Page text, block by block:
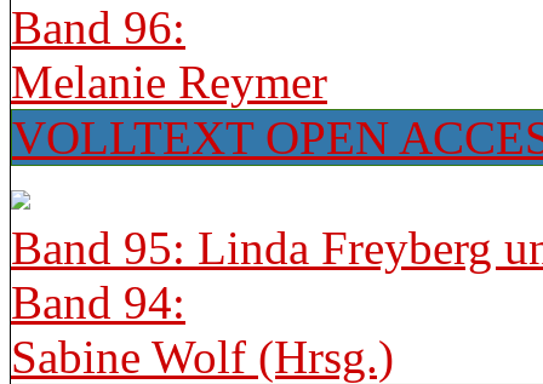
Band 96:
Melanie Reymer
VOLLTEXT OPEN
Band 95: Linda Freyberg
Band 94:
Sabine Wolf (Hrsg.)